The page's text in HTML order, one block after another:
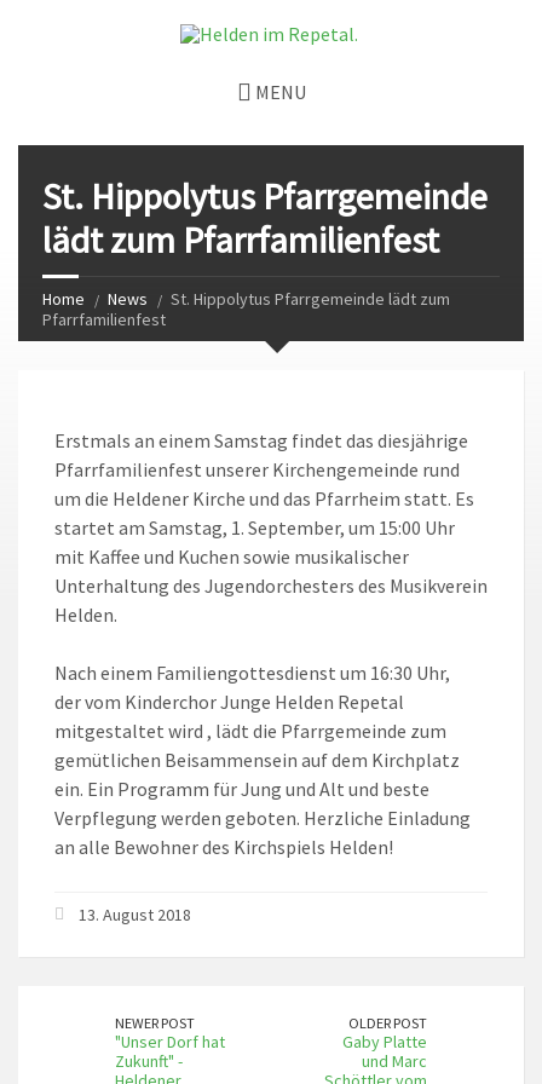
MENU
St. Hippolytus Pfarrgemeinde
lädt zum Pfarrfamilienfest
Home News
St. Hippolytus Pfarrgemeinde lädt zum
Pfarrfamilienfest
Erstmals an einem Samstag findet das diesjährige
Pfarrfamilienfest unserer Kirchengemeinde rund
um die Heldener Kirche und das Pfarrheim statt. Es
startet am Samstag, 1. September, um 15:00 Uhr
mit Kaffee und Kuchen sowie musikalischer
Unterhaltung des Jugendorchesters des Musikverein
Helden.
Nach einem Familiengottesdienst um 16:30 Uhr,
der vom Kinderchor Junge Helden Repetal
mitgestaltet wird , lädt die Pfarrgemeinde zum
gemütlichen Beisammensein auf dem Kirchplatz
ein. Ein Programm für Jung und Alt und beste
Verpflegung werden geboten. Herzliche Einladung
an alle Bewohner des Kirchspiels Helden!
13. August 2018
NEWER POST
"Unser Dorf hat
Zukunft" -
OLDER POST
Gaby Platte
und Marc